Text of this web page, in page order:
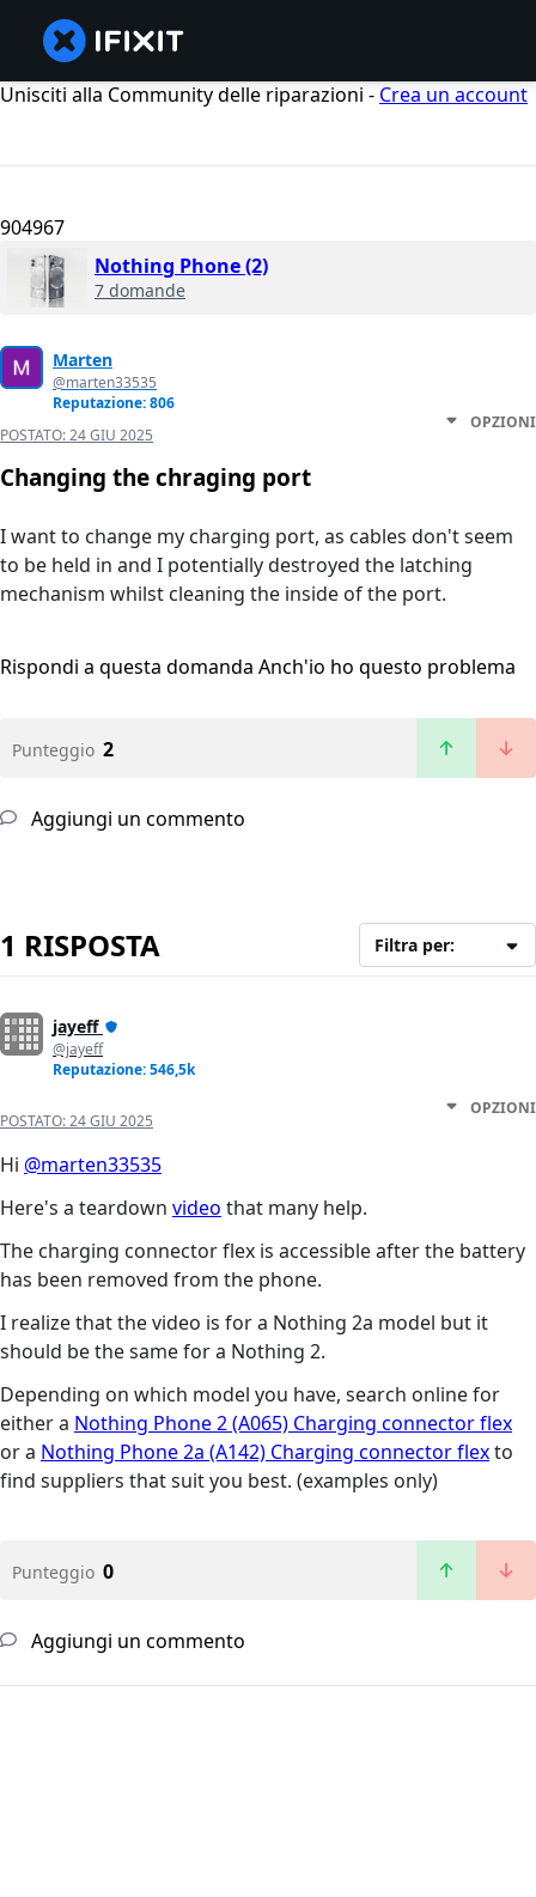
Unisciti alla Community delle riparazioni - Crea un account
904967
Nothing Phone (2)
7 domande
Marten
@marten33535
Reputazione: 806
POSTATO:24 GIU 2025
OPZIONI
Changing the chraging port
I want to change my charging port, as cables don't seem
to be held in and I potentially destroyed the latching
mechanism whilst cleaning the inside of the port.
Rispondi a questa domanda Anch'io ho questo problema
Punteggio 2
Aggiungi un commento
1 RISPOSTA Filtra per:
jayeff
@jayeff
Reputazione: 546,5k
POSTATO:24 GIU 2025
OPZIONI
Hi @marten33535
Here's a teardown video that many help.
The charging connector flex is accessible after the battery
has been removed from the phone.
I realize that the video is for a Nothing 2a model but it
should be the same for a Nothing 2.
Depending on which model you have, search online for
either a Nothing Phone 2 (A065) Charging connector flex
or a Nothing Phone 2a (A142) Charging connector flexto
find suppliers that suit you best. (examples only)
Punteggio 0
Aggiungi un commento